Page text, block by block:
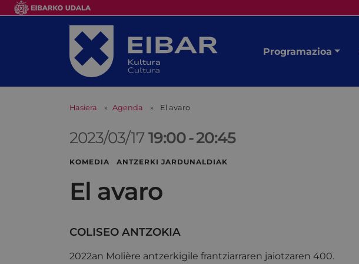
Programazioa
Hasiera Agenda El avaro
2023/03/1719:00-20:45
KOMEDIA ANTZERKI JARDUNALDIAK
El avaro
COLISEO ANTZOKIA
2022an Molière antzerkigile frantziarraren jaiotzaren 400.